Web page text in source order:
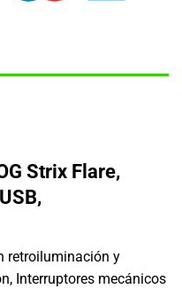
Strix Flare,
retroiluminación y
Interruptores mecánicos